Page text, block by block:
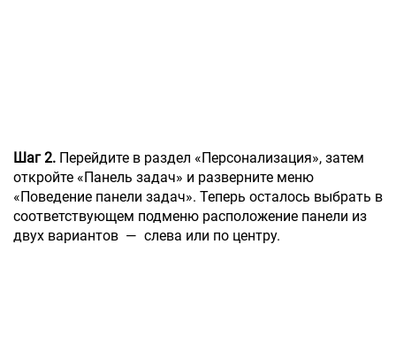
Шаг 2. Перейдите в раздел «Персонализация», затем
откройте «Панель задач» и разверните меню
«Поведение панели задач». Теперь осталось выбрать в
соответствующем подменю расположение панели из
двух вариантов — слева или по центру.